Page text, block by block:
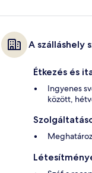
A szálláshely
Étkezés és
Ingyenes
között,